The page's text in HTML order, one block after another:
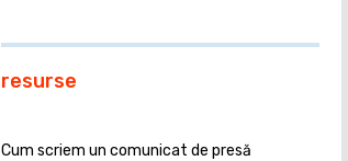
resurse
Cum scriem un comunicat de presă